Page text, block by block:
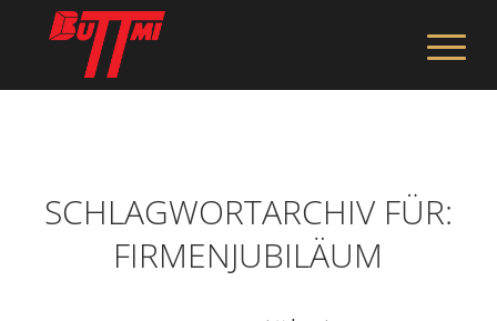
SCHLAGWORTARCHIV FÜR:
FIRMENJUBILÄUM